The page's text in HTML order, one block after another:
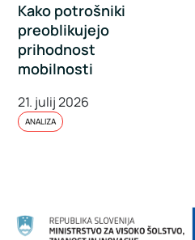
Kako potrošniki
preoblikujejo
prihodnost
mobilnosti
21. julij 2026
ANALIZA